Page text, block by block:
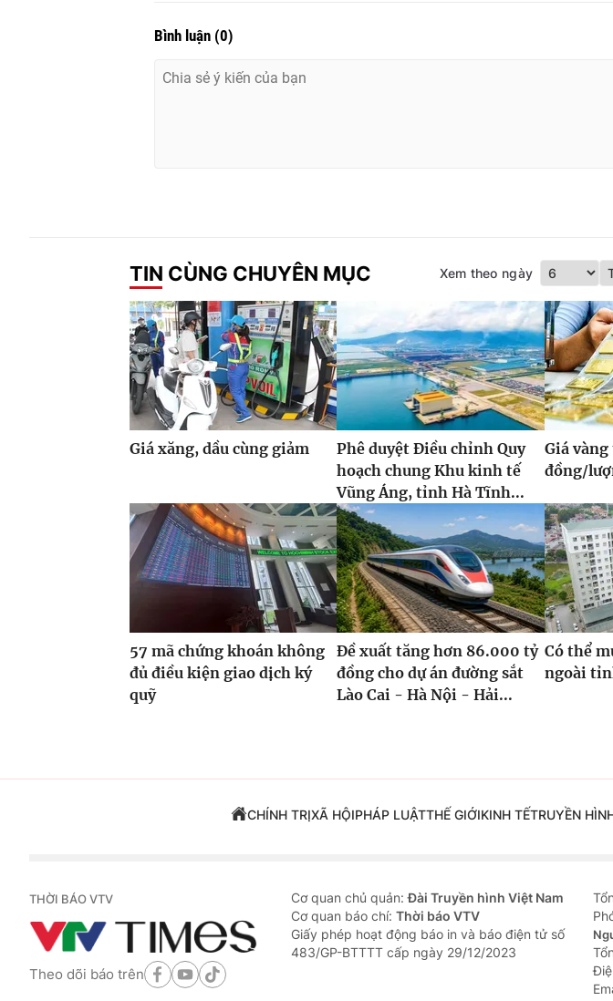
Bình luận (0)
TIN CÙNG CHUYÊN MỤC Xem theo ngày
Giá xăng, dầu cùng giảm
Phê duyệt Điều chỉnh Quy
hoạch chung Khu kinh tế
Vũng Áng, tỉnh Hà Tĩnh...
Giá
đồng/
57 mã chứng khoán không
đủ điều kiện giao dịch ký
quỹ
Đề xuất tăng hơn 86.000 tỷ
đồng cho dự án đường sắt
Lào Cai - Hà Nội - Hải...
Có thể
ngoài
CHÍNH TRỊXÃ HỘIPHÁP LUẬTTHẾ GIỚIKINH TẾTRUYỀN
THỜI BÁO VTV
Theo dõi báo trên
Cơ quan chủ quản:Đài Truyền hình Việt Nam
Cơ quan báo chí: Thời báo VTV
Giấy phép hoạt động báo in và báo điện tử số
483/GP-BTTTT cấp ngày 29/12/2023